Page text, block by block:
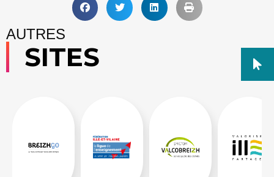
AUTRES
SITES